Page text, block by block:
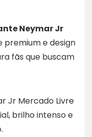
Neymar Jr
premium e design
fãs que buscam
Jr Mercado Livre
brilho intenso e